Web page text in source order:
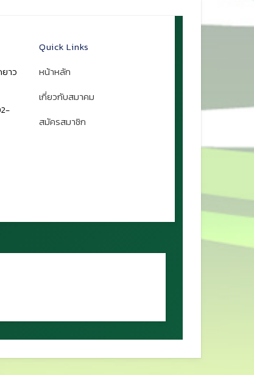
าว
Quick Links
หน้าหลัก
เกี่ยวกับสมาคม
สมัครสมาชิก